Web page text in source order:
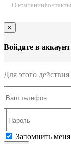
О компанииКонтакты
×
Войдите в аккаунт
Для этого
Запомнить меня